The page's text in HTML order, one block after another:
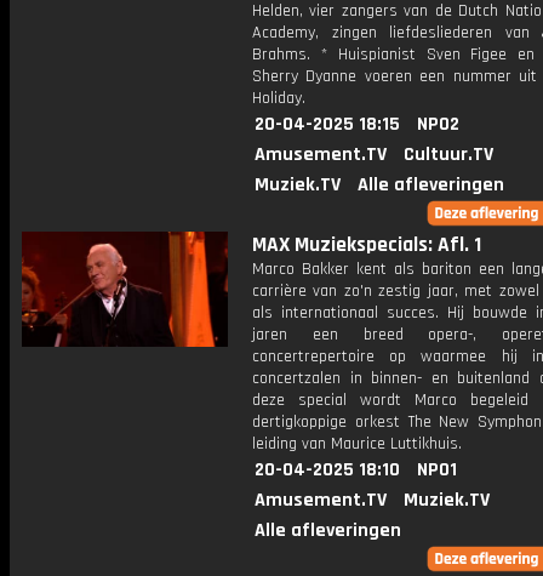
Helden, vier zangers van de Dutch
Academy, zingen liefdesliederen van
Brahms. * Huispianist Sven Figee en
Sherry Dyanne voeren een nummer
Holiday.
20-04-2025 18:15
NPO2
Amusement.TV
Cultuur.TV
Muziek.TV
Alle afleveringen
MAX Muziekspecials: Afl. 1
Marco Bakker kent als bariton een
carrière van zo'n zestig jaar, met
als internationaal succes. Hij bouwde
jaren een breed opera-,
concertrepertoire op waarmee hij
concertzalen in binnen- en buitenland
deze special wordt Marco begeleid
dertigkoppige orkest The New
leiding van Maurice Luttikhuis.
20-04-2025 18:10
NPO1
Amusement.TV
Muziek.TV
Alle afleveringen